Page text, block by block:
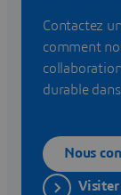
Contactez
comment
durable
Nous
Visiter